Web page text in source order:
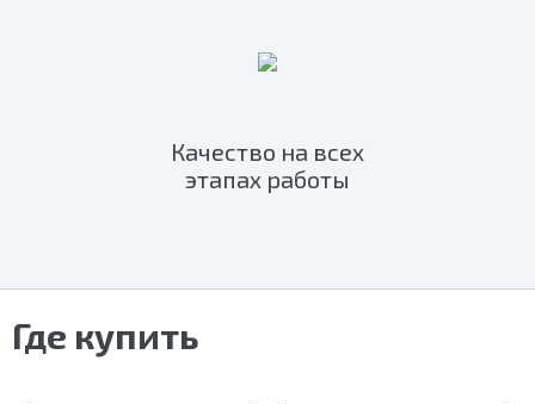
Качество на всех
этапах работы
Где купить